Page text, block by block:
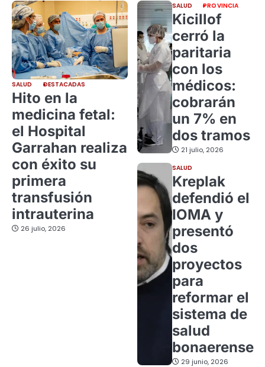
SALUD DESTACADAS
Hito en la
medicina fetal:
el Hospital
Garrahan realiza
con éxito su
primera
transfusión
intrauterina
26 julio, 2026
SALUD PROVINCIA
Kicillof
cerró la
paritaria
con los
médicos:
cobrarán
un 7% en
dos tramos
21 julio, 2026
SALUD
Kreplak
defendió el
IOMA y
presentó
dos
proyectos
para
reformar el
sistema de
salud
bonaerense
29 junio, 2026